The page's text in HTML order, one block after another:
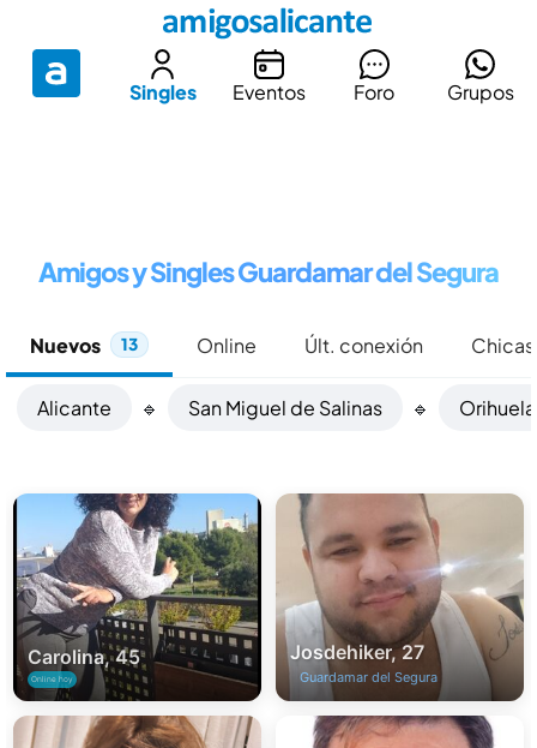
Singles Eventos Foro Grupos
Amigos y Singles Guardamar del Segura
Nuevos 13 Online Últ. conexión Chicas
Alicante 🔹 San Miguel de Salinas 🔹 Orihuela
Carolina, 45
Online hoy
Josdehiker, 27
Guardamar del Segura